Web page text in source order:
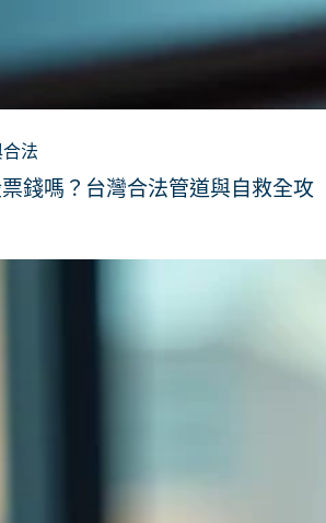
法
錢嗎？台灣合法管道與自救全攻